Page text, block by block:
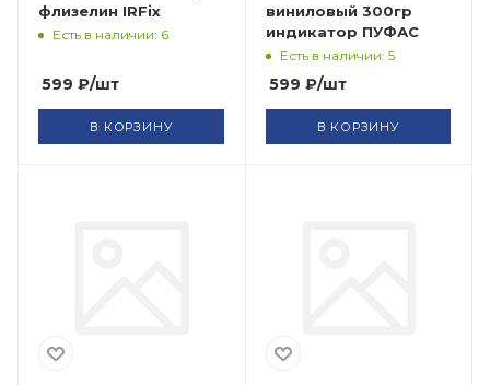
флизелин IRFix
Есть в наличии: 6
599 ₽/шт
В КОРЗИНУ
виниловый 300гр
индикатор ПУФАС
Есть в наличии: 5
599 ₽/шт
В КОРЗИНУ